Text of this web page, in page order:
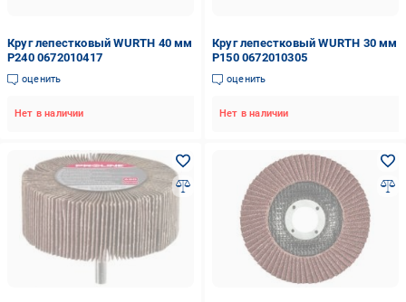
Круг лепестковый WURTH 40 мм
P240 0672010417
оценить
Нет в наличии
Круг лепестковый WURTH 30 мм
P150 0672010305
оценить
Нет в наличии